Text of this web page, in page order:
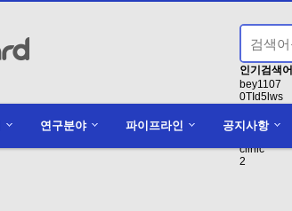
인기검색어
bey1107
0TId5lws
conducting
액면분할
clinic
2
연구분야 파이프라인 공지사항